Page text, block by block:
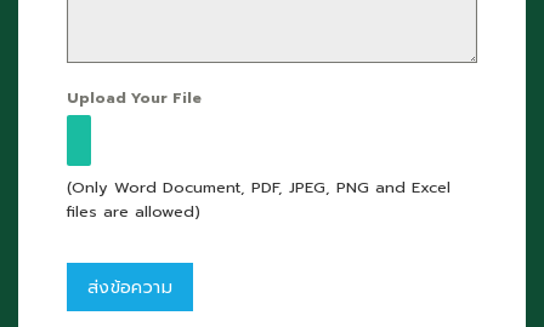
Upload Your File
(Only Word Document, PDF, JPEG, PNG and Excel
files are allowed)